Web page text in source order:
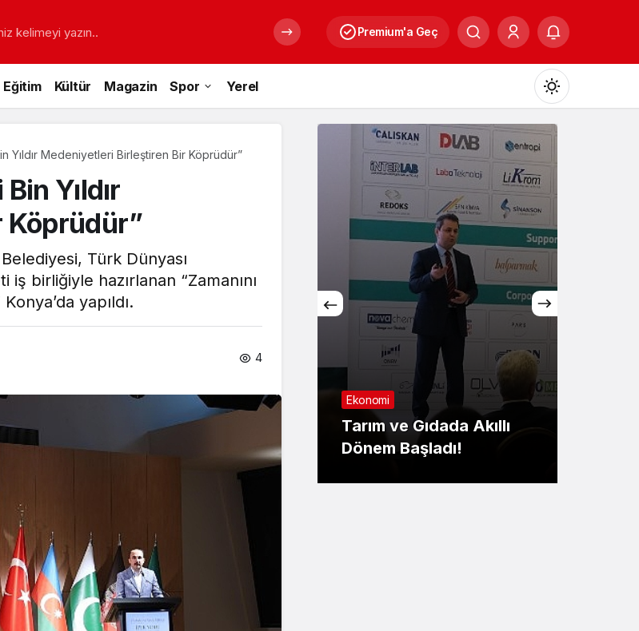
kelimeyi yazın.. Premium'a Geç
Eğitim Kültür Magazin Spor Yerel
Mod
değiştir
Gündüz Modu
Gündüz modunu seçin.
Gece Modu
Gece modunu seçin.
Sistem Modu
Sistem modunu seçin.
Yıldır Medeniyetleri Birleştiren Bir Köprüdür”
Yıldır
Köprüdür”
Türk Dünyası
birliğiyle hazırlanan “Zamanını
yapıldı.
4
Türkiye’nin En Uzun
Maratonu Başladı
Ekonomi
Tarım ve Gıdada Akıllı
Dönem Başladı!